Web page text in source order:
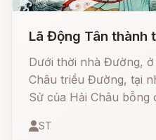
Lã Động Tân thành
Dưới thời nhà Đường,
Châu triều Đường, tại
Sử của Hải Châu
vang khắp không
ST